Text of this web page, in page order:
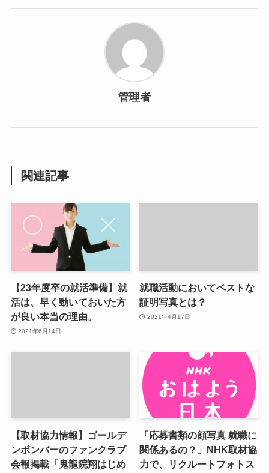
管理者
関連記事
【23年度卒の就活準備】就
活は、早く動いておいた方
が良い本当の理由。
2021年6月14日
就職活動においてベストな
証明写真とは？
2021年4月17日
【取材協力情報】ゴールデ
ンボンバーのファンクラブ
会報掲載「鬼龍院翔はじめ
「応募書類の顔写真 就職に
関係あるの？」NHK取材協
力で、リクルートフォトス